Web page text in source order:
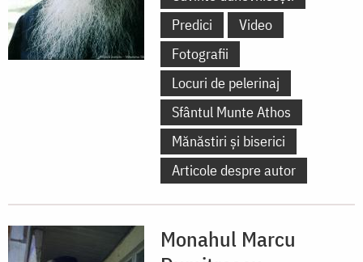
Predici
Video
Fotografii
Locuri de pelerinaj
Sfântul Munte Athos
Mănăstiri și biserici
Articole despre autor
Monahul Marcu